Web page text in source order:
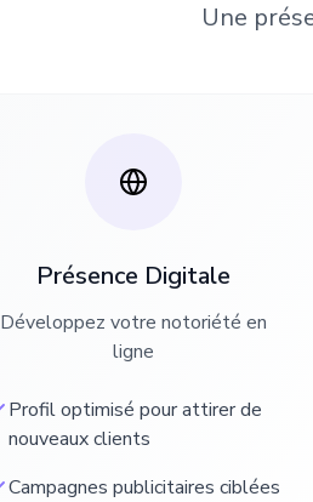
Une
Présence Digitale
Développez votre notoriété en
ligne
Profil optimisé pour attirer de
nouveaux clients
Campagnes publicitaires ciblées